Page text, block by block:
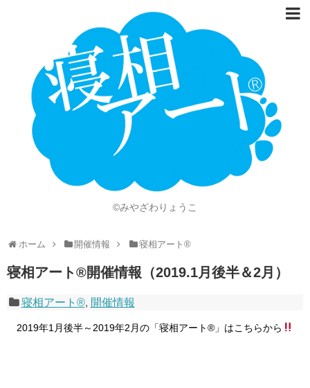
©みやざわりょうこ
ホーム 開催情報 寝相アート®
寝相アート®開催情報（2019.1月後半＆2月）
寝相アート®, 開催情報
2019年1月後半～2019年2月の「寝相アート®」はこちらから
Language
開催情報
動画
ニュース
知的財産権